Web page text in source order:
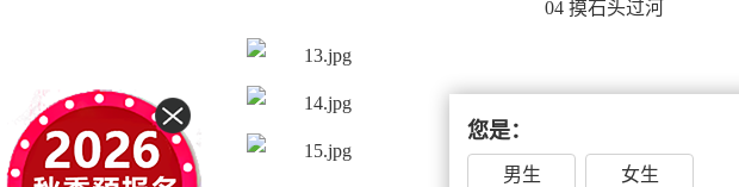
04 摸石头过河
您是：
男生 女生